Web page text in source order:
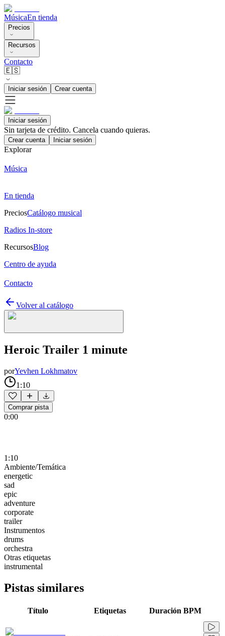
MúsicaEn tienda
Precios
Recursos
Contacto
🇪🇸
Iniciar sesión Crear cuenta
Iniciar sesión
Sin tarjeta de crédito. Cancela cuando quieras.
Crear cuenta Iniciar sesión
Explorar
Música
En tienda
PreciosCatálogo musical
Radios In-store
RecursosBlog
Centro de ayuda
Contacto
Volver al catálogo
Heroic Trailer 1 minute
porYevhen Lokhmatov
1:10
Comprar pista
0:00
1:10
Ambiente/Temática
energetic
sad
epic
adventure
corporate
trailer
Instrumentos
drums
orchestra
Otras etiquetas
instrumental
Pistas similares
Título Etiquetas Duración BPM